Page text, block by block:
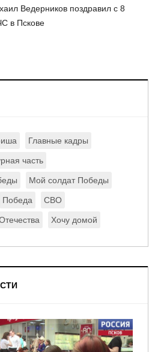
Ведерников поздравил с 8
в Пскове
Главные кадры
часть
Мой солдат Победы
Победа СВО
Хочу домой